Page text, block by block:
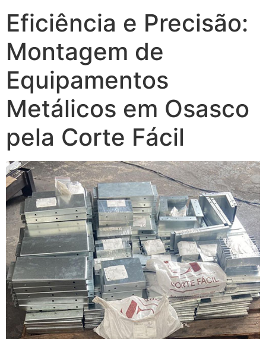
Eficiência e Precisão:
Montagem de
Equipamentos
Metálicos em Osasco
pela Corte Fácil